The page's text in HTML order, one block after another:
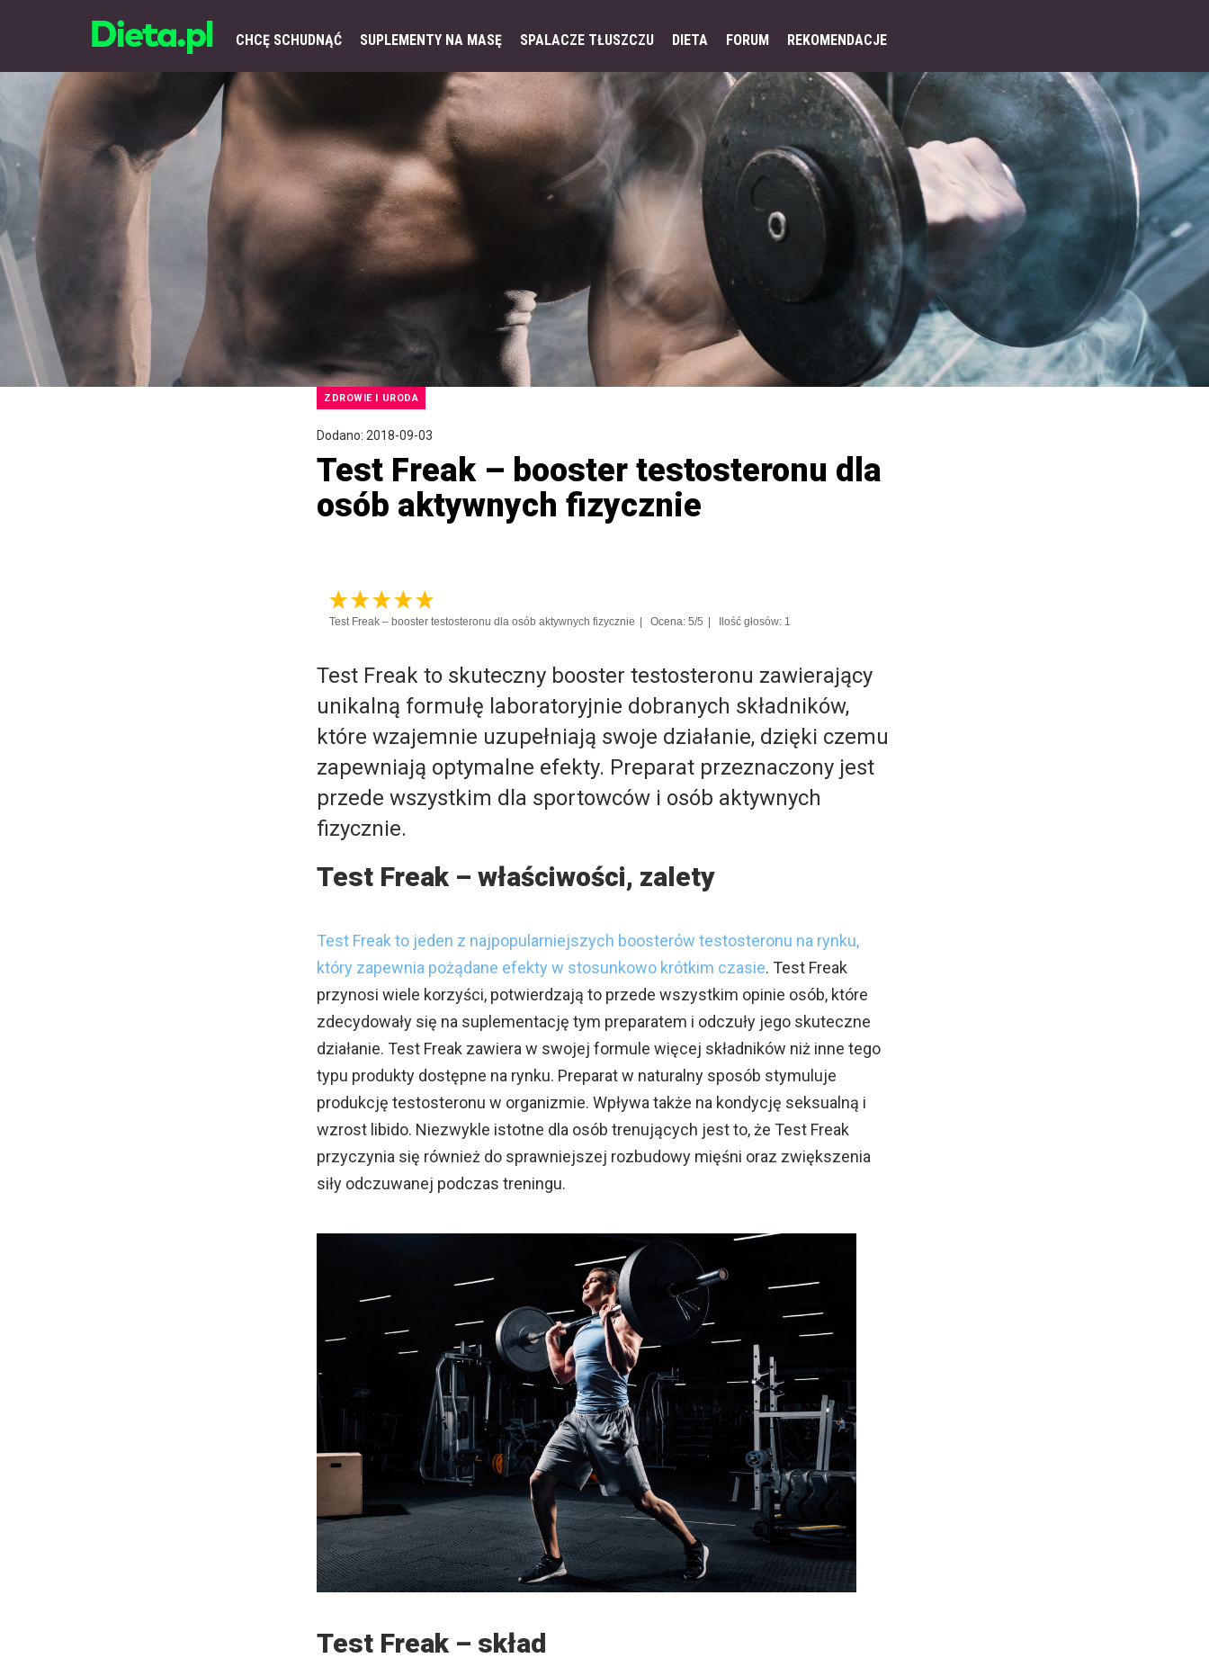
CHCĘ SCHUDNĄĆ SUPLEMENTY NA MASĘ SPALACZE TŁUSZCZU DIETA FORUM REKOMENDACJE
ZDROWIE I URODA
Dodano: 2018-09-03
Test Freak – booster testosteronu dla
osób aktywnych fizycznie
Test Freak – booster testosteronu dla osób aktywnych fizycznie Ocena: 5/5 Ilość głosów: 1
Test Freak to skuteczny booster testosteronu zawierający
unikalną formułę laboratoryjnie dobranych składników,
które wzajemnie uzupełniają swoje działanie, dzięki czemu
zapewniają optymalne efekty. Preparat przeznaczony jest
przede wszystkim dla sportowców i osób aktywnych
fizycznie.
Test Freak – właściwości, zalety
Test Freak to jeden z najpopularniejszych boosterów testosteronu na rynku,
który zapewnia pożądane efekty w stosunkowo krótkim czasie. Test Freak
przynosi wiele korzyści, potwierdzają to przede wszystkim opinie osób, które
zdecydowały się na suplementację tym preparatem i odczuły jego skuteczne
działanie. Test Freak zawiera w swojej formule więcej składników niż inne tego
typu produkty dostępne na rynku. Preparat w naturalny sposób stymuluje
produkcję testosteronu w organizmie. Wpływa także na kondycję seksualną i
wzrost libido. Niezwykle istotne dla osób trenujących jest to, że Test Freak
przyczynia się również do sprawniejszej rozbudowy mięśni oraz zwiększenia
siły odczuwanej podczas treningu.
Test Freak – skład